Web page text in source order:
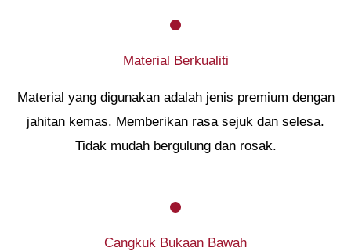
Material Berkualiti
Material yang digunakan adalah jenis premium dengan
jahitan kemas. Memberikan rasa sejuk dan selesa.
Tidak mudah bergulung dan rosak.
Cangkuk Bukaan Bawah